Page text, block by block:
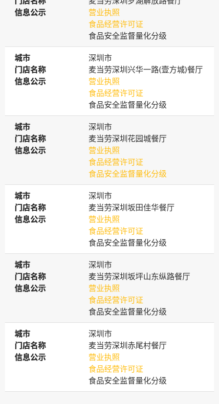
信息公示
信息公示
营业执照
食品经营许可证
食品安全监督量化分级
城市
城市
深圳市
门店名称
门店名称
麦当劳深圳兴华一路(壹方城)餐厅
信息公示
信息公示
营业执照
食品经营许可证
食品安全监督量化分级
城市
城市
深圳市
门店名称
门店名称
麦当劳深圳花园城餐厅
信息公示
信息公示
营业执照
食品经营许可证
食品安全监督量化分级
城市
城市
深圳市
门店名称
门店名称
麦当劳深圳坂田佳华餐厅
信息公示
信息公示
营业执照
食品经营许可证
食品安全监督量化分级
城市
城市
深圳市
门店名称
门店名称
麦当劳深圳坂坪山东纵路餐厅
信息公示
信息公示
营业执照
食品经营许可证
食品安全监督量化分级
城市
城市
深圳市
门店名称
门店名称
麦当劳深圳赤尾村餐厅
信息公示
信息公示
营业执照
食品经营许可证
食品安全监督量化分级